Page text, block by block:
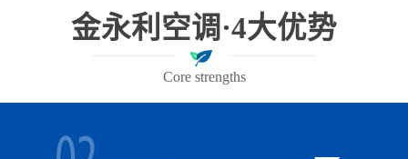
金永利空调·4大优势
Core strengths